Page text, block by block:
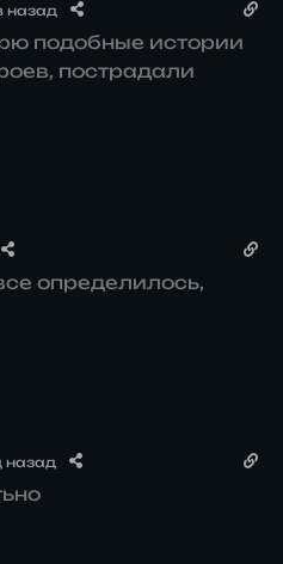
назад
подобные истории
пострадали
определилось,
назад